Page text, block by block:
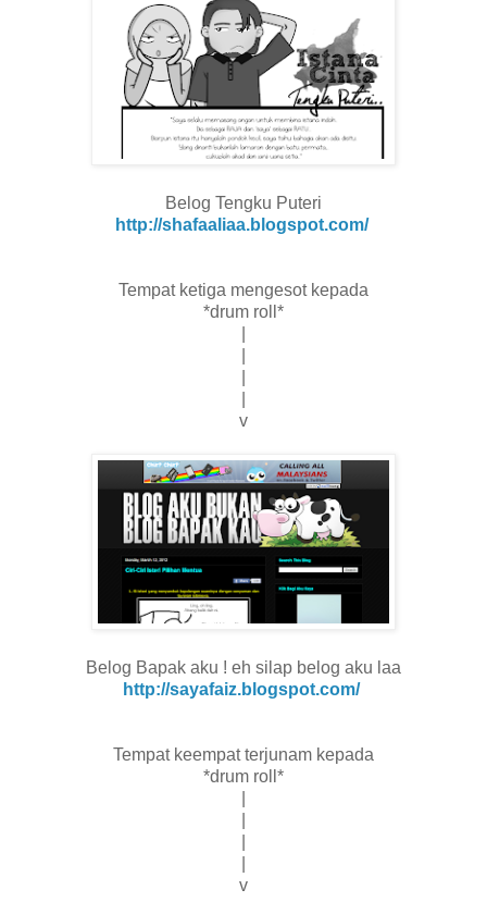
Belog Tengku Puteri
http://shafaaliaa.blogspot.com/
Tempat ketiga mengesot kepada
*drum roll*
v
Belog Bapak aku ! eh silap belog aku laa
http://sayafaiz.blogspot.com/
Tempat keempat terjunam kepada
*drum roll*
v